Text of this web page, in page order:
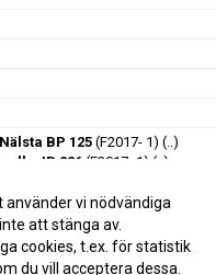
BP 125 (F2017- 1) (..)
IP 226 (F2017- 1) (..)
vi nödvändiga
att stänga av.
cookies, t.ex. för statistik
du vill acceptera dessa.